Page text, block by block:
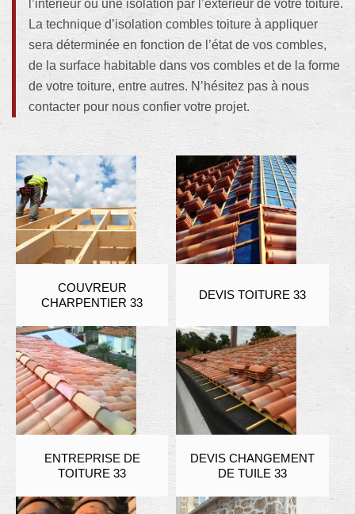
l’intérieur ou une isolation par l’extérieur de votre toiture.
La technique d’isolation combles toiture à appliquer
sera déterminée en fonction de l’état de vos combles,
de la surface habitable dans vos combles et de la forme
de votre toiture, entre autres. N’hésitez pas à nous
contacter pour nous confier votre projet.
COUVREUR
CHARPENTIER 33
DEVIS TOITURE 33
ENTREPRISE DE
TOITURE 33
DEVIS CHANGEMENT
DE TUILE 33